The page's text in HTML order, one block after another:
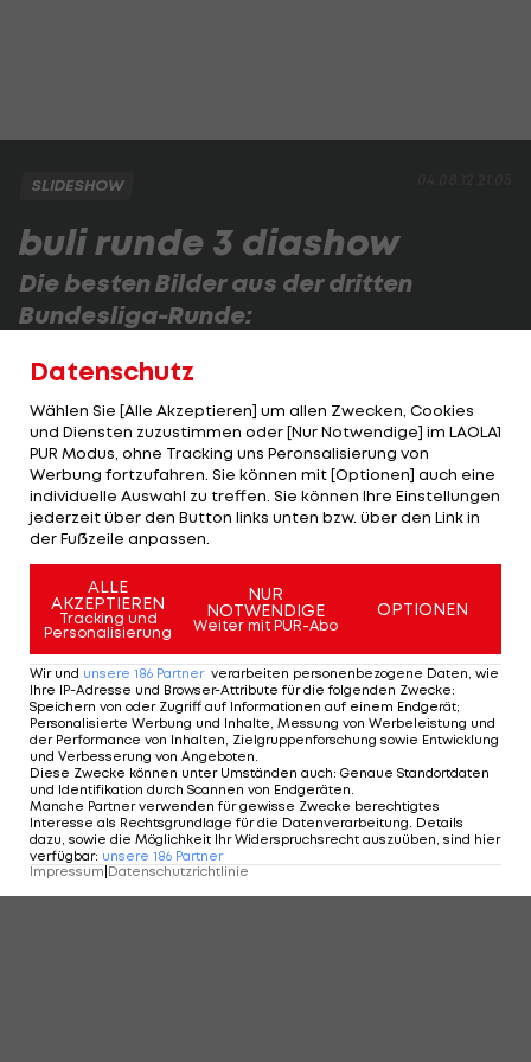
SLIDESHOW
buli runde 3 diashow
Die besten Bilder aus der dritten
Bundesliga-Runde:
KOMMENTARE
Datenschutz
Wählen Sie [Alle Akzeptieren] um allen Zwecken, Cookies
und Diensten zuzustimmen oder [Nur Notwendige] im LAOLA1
PUR Modus, ohne Tracking uns Peronsalisierung von
Werbung fortzufahren. Sie können mit [Optionen] auch eine
individuelle Auswahl zu treffen. Sie können Ihre Einstellungen
jederzeit über den Button links unten bzw. über den Link in
der Fußzeile anpassen.
ALLE
AKZEPTIEREN
Tracking und
Personalisierung
NUR
NOTWENDIGE
Weiter mit PUR-Abo
OPTIONEN
Wir und unsere 186 Partner verarbeiten personenbezogene Daten, wie
Ihre IP-Adresse und Browser-Attribute für die folgenden Zwecke:
Speichern von oder Zugriff auf Informationen auf einem Endgerät;
Personalisierte Werbung und Inhalte, Messung von Werbeleistung und
der Performance von Inhalten, Zielgruppenforschung sowie Entwicklung
und Verbesserung von Angeboten.
Diese Zwecke können unter Umständen auch: Genaue Standortdaten
und Identifikation durch Scannen von Endgeräten.
Manche Partner verwenden für gewisse Zwecke berechtigtes
Interesse als Rechtsgrundlage für die Datenverarbeitung. Details
dazu, sowie die Möglichkeit Ihr Widerspruchsrecht auszuüben, sind hier
verfügbar: unsere 186 Partner
Impressum Datenschutzrichtlinie